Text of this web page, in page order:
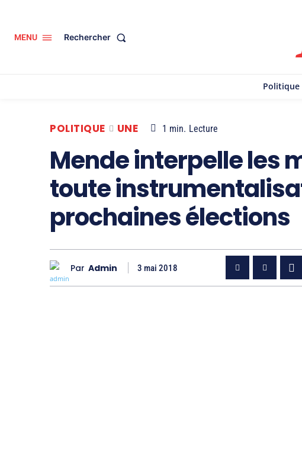
MENU Rechercher
Politique
POLITIQUE UNE 1 min. Lecture
Mende interpelle les
toute
prochaines élections
Par Admin 3 mai 2018